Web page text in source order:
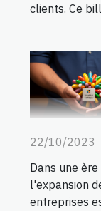
clients. Ce
22/10/2023
Dans une ère
l'expansion
entreprises